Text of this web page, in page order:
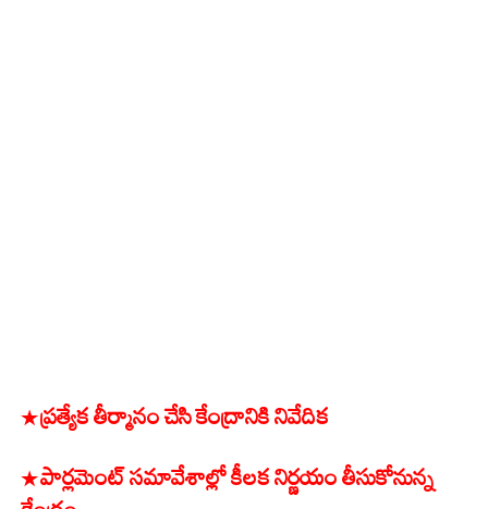
* ప్రత్యేక తీర్మానం చేసి కేంద్రానికి నివేదిక
* పార్లమెంట్ సమావేశాల్లో కీలక నిర్ణయం తీసుకోనున్న